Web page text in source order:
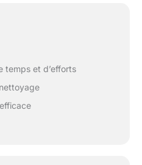
temps et d’efforts